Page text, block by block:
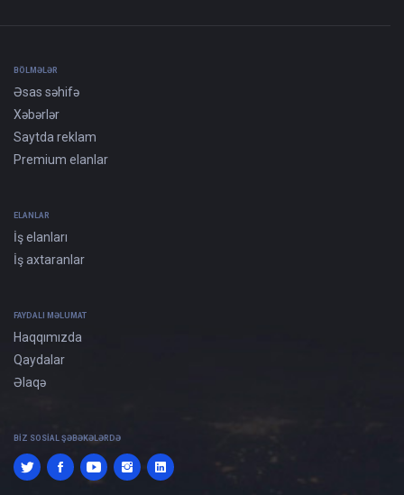
BÖLMƏLƏR
Əsas səhifə
Xəbərlər
Saytda reklam
Premium elanlar
ELANLAR
İş elanları
İş axtaranlar
FAYDALI MƏLUMAT
Haqqımızda
Qaydalar
Əlaqə
BIZ SOSIAL ŞƏBƏKƏLƏRDƏ